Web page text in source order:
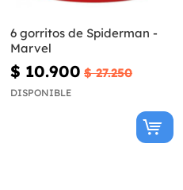
6 gorritos de Spiderman -
Marvel
$ 10.900 $ 27.250
DISPONIBLE